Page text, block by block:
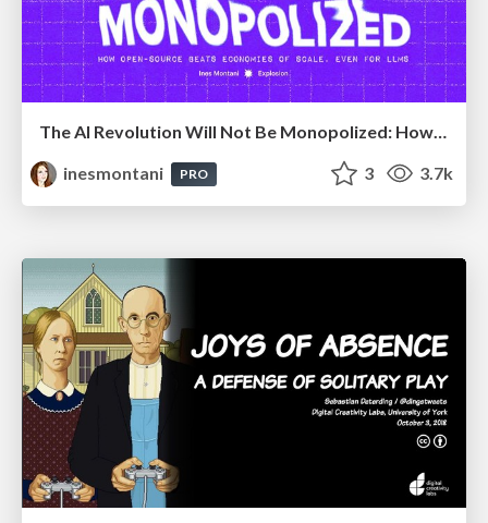
The AI Revolution Will Not Be Monopolized: How open-source beats economies of scale, even for LLMs
inesmontani
PRO 3 3.7k